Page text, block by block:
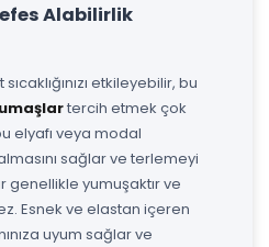
Alabilirlik
etkileyebilir, bu
tercih etmek çok
elyafı veya modal
sağlar ve terlemeyi
genellikle yumuşaktır ve
Esnek ve elastan içeren
uyum sağlar ve